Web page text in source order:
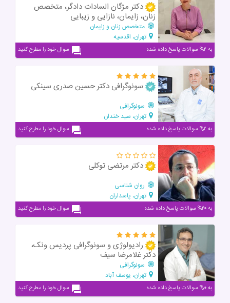
دکتر مژگان السادات دادگر، متخصص
زنان، زایمان، نازایی و زیبایی
متخصص زنان و زایمان
تهران، اقدسیه
به ۲% سوالات پاسخ داده شده سوال خود را مطرح کنید
سونوگرافی دکتر حسین صدری سینکی
سونوگرافی
تهران، سید خندان
به ۲% سوالات پاسخ داده شده سوال خود را مطرح کنید
دکتر مرتضی توکلی
روان شناسی
تهران، پاسداران
به ۲۰% سوالات پاسخ داده شده سوال خود را مطرح کنید
رادیولوژی و سونوگرافی پردیس ونک،
دکتر غلامرضا سیف
سونوگرافی
تهران، یوسف آباد
به ۰% سوالات پاسخ داده شده سوال خود را مطرح کنید